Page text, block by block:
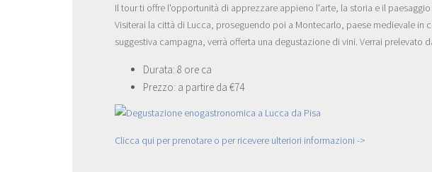
Il tour ti offre l'opportunità di apprezzare appieno l'arte, la storia e il
Visiterai la città di Lucca, proseguendo poi a Montecarlo, paese medievale in
suggestiva campagna, verrà offerta una degustazione di vini. Verrai prelevato
Durata: 8 ore ca
Prezzo: a partire da €74
Clicca qui per prenotare o per ricevere ulteriori informazioni ->